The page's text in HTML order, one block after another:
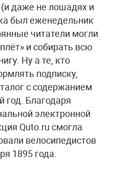
даже не лошадях и
был еженедельник
читатели могли
и собирать всю
Ну а те, кто
подписку,
с содержанием
год. Благодаря
электронной
Quto.ru смогла
велосипедистов
1895 года.